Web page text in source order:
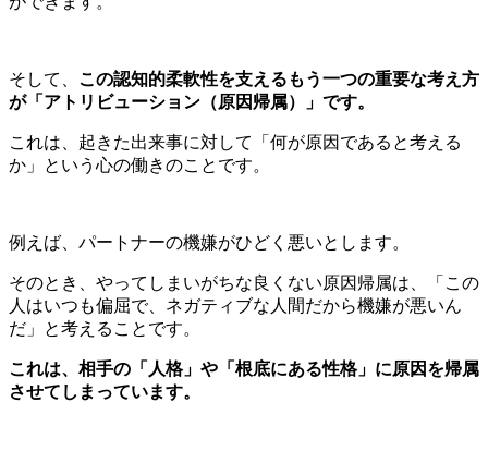
そして、 この認知的柔軟性を支えるもう一つの重要な考え方
が「アトリビューション（原因帰属）」です。
これは、起きた出来事に対して「何が原因であると考える
か」という心の働きのことです。
例えば、パートナーの機嫌がひどく悪いとします。
そのとき、やってしまいがちな良くない原因帰属は、「この
人はいつも偏屈で、ネガティブな人間だから機嫌が悪いん
だ」と考えることです。
これは、相手の「人格」や「根底にある性格」に原因を帰属
させてしまっています。